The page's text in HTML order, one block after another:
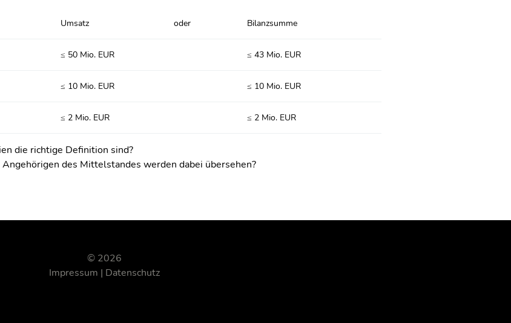
Umsatz oder Bilanzsumme
≤ 50 Mio. EUR ≤ 43 Mio. EUR
≤ 10 Mio. EUR ≤ 10 Mio. EUR
≤ 2 Mio. EUR ≤ 2 Mio. EUR
die richtige Definition sind?
des Mittelstandes werden dabei übersehen?
© 2026
Impressum
Datenschutz